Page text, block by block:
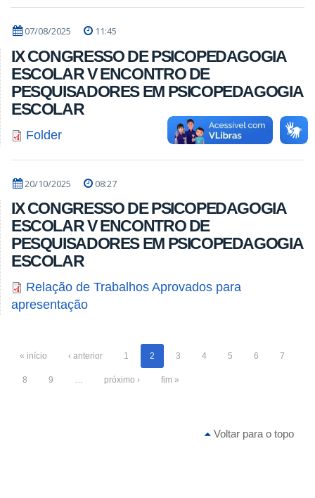
07/08/2025 11:45
IX CONGRESSO DE PSICOPEDAGOGIA
ESCOLAR V ENCONTRO DE
PESQUISADORES EM PSICOPEDAGOGIA
ESCOLAR
Folder
20/10/2025 08:27
IX CONGRESSO DE PSICOPEDAGOGIA
ESCOLAR V ENCONTRO DE
PESQUISADORES EM PSICOPEDAGOGIA
ESCOLAR
Relação de Trabalhos Aprovados para
apresentação
« início ‹ anterior 1 2 3 4 5 6 7
8 9 … próximo › fim »
Voltar para o topo